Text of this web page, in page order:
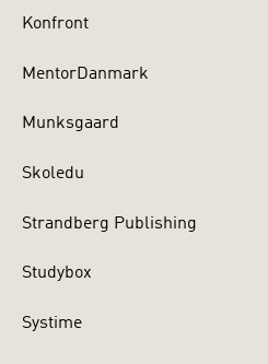
Konfront
MentorDanmark
Munksgaard
Skoledu
Strandberg Publishing
Studybox
Systime